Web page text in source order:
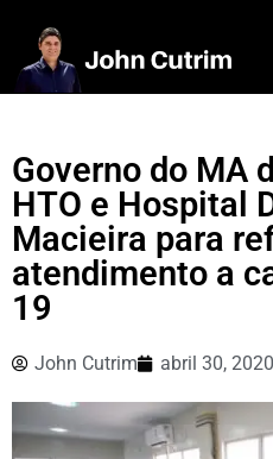
Governo do MA
HTO e Hospital
Macieira para
atendimento a
19
John Cutrim abril 30, 2020